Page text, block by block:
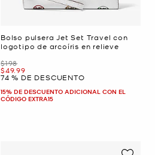
Bolso pulsera Jet Set Travel con
logotipo de arcoíris en relieve
Era
$198
Ahora
$49.99
74 % DE DESCUENTO
15% DE DESCUENTO ADICIONAL CON EL
CÓDIGO EXTRA15